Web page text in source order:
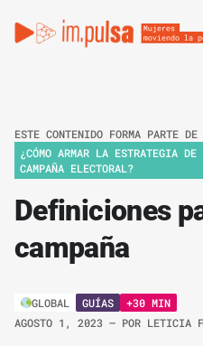
ESTE CONTENIDO FORMA PARTE
¿CÓMO ARMAR LA ESTRATEGIA DE
CAMPAÑA ELECTORAL?
Definiciones
campaña
GLOBAL GUÍAS
+30 MIN
AGOSTO 1, 2023 – POR LETICIA